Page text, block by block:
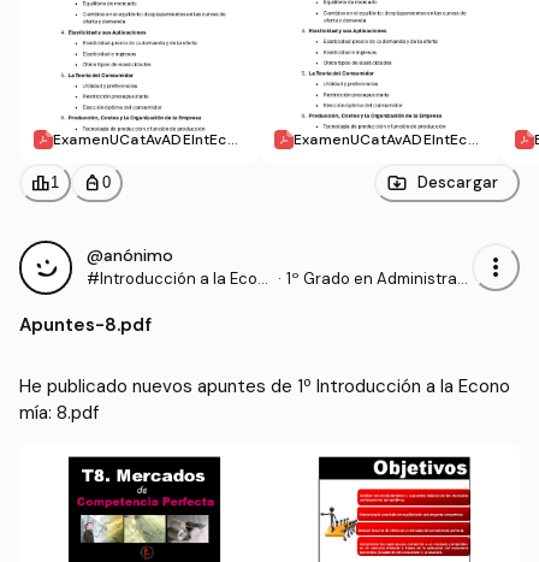
ExamenUCatAvADEIntEco
ExamenUCatAvADEIntEcoT
leaderboard1 personal_bag 0 Descargar
@anónimo
#Introducción a la Econ · 1º Grado en Administraci
more_vert
Apuntes-8.pdf
He publicado nuevos apuntes de 1º Introducción a la Econo
mía: 8.pdf